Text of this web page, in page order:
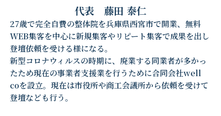
代表 藤田 泰仁
27歳で完全自費の整体院を兵庫県西宮市で開業、無料
WEB集客を中心に新規集客やリピート集客で成果を出し
登壇依頼を受ける様になる。
新型コロナウィルスの時期に、廃業する同業者が多かっ
たため現在の事業者支援業を行うために合同会社well
coを設立。現在は市役所や商工会議所から依頼を受けて
登壇なども行う。